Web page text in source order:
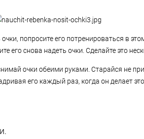
попросите его потренироваться в
его снова надеть очки. Сделайте это
очки обеими руками. Старайся не
его каждый раз, когда он делает